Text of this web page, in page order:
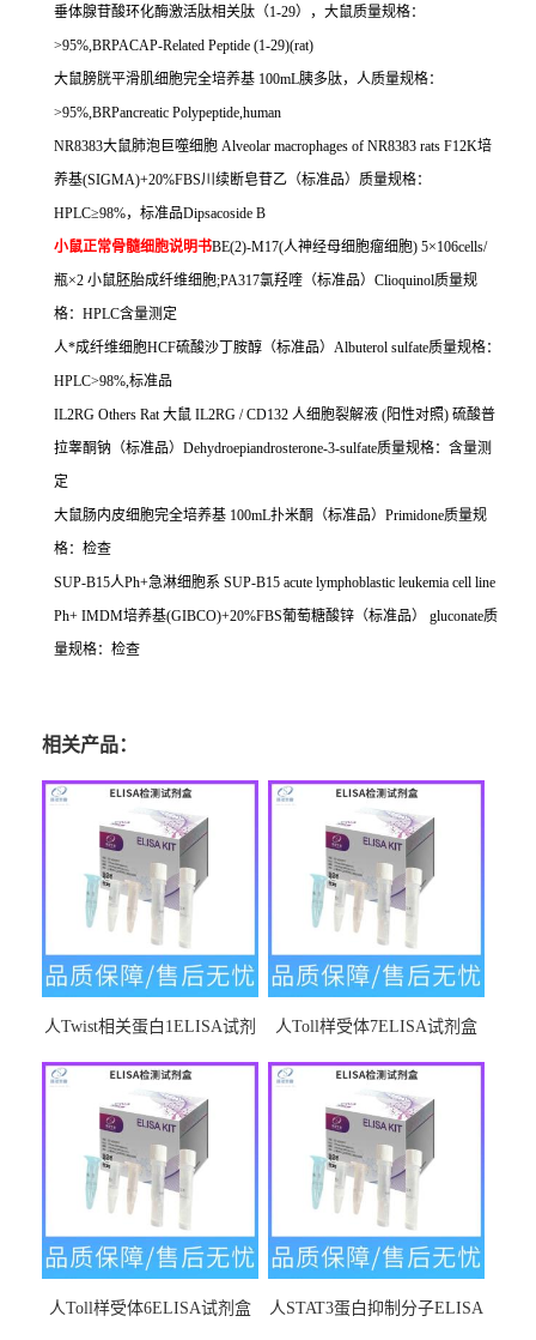
垂体腺苷酸环化酶激活肽相关肽（1-29），大鼠质量规格：
>95%,BRPACAP-Related Peptide (1-29)(rat)
大鼠膀胱平滑肌细胞完全培养基 100mL胰多肽，人质量规格：
>95%,BRPancreatic Polypeptide,human
NR8383大鼠肺泡巨噬细胞 Alveolar macrophages of NR8383 rats F12K培
养基(SIGMA)+20%FBS川续断皂苷乙（标准品）质量规格：
HPLC≥98%，标准品Dipsacoside B
小鼠正常骨髓细胞说明书BE(2)-M17(人神经母细胞瘤细胞) 5×106cells/
瓶×2 小鼠胚胎成纤维细胞;PA317氯羟喹（标准品） Clioquinol质量规
格： HPLC含量测定
人*成纤维细胞HCF硫酸沙丁胺醇（标准品） Albuterol sulfate质量规格：
HPLC>98%, 标准品
IL2RG Others Rat 大鼠 IL2RG / CD132 人细胞裂解液 (阳性对照) 硫酸普
拉睾酮钠（标准品） Dehydroepiandrosterone-3-sulfate质量规格：含量测
定
大鼠肠内皮细胞完全培养基 100mL扑米酮（标准品） Primidone质量规
格：检查
SUP-B15人Ph+急淋细胞系 SUP-B15 acute lymphoblastic leukemia cell line
Ph+ IMDM培养基(GIBCO)+20%FBS葡萄糖酸锌（标准品） gluconate质
量规格：检查
相关产品：
人Twist相关蛋白1ELISA试剂
人Toll样受体7ELISA试剂盒
人Toll样受体6ELISA试剂盒
人STAT3蛋白抑制分子ELISA